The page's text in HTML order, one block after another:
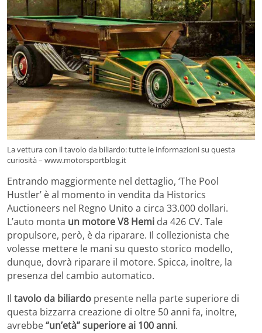
La vettura con il tavolo da biliardo: tutte le informazioni su questa
curiosità – www.motorsportblog.it
Entrando maggiormente nel dettaglio, ‘The Pool
Hustler’ è al momento in vendita da Historics
Auctioneers nel Regno Unito a circa 33.000 dollari.
L’auto monta un motore V8 Hemi da 426 CV. Tale
propulsore, però, è da riparare. Il collezionista che
volesse mettere le mani su questo storico modello,
dunque, dovrà riparare il motore. Spicca, inoltre, la
presenza del cambio automatico.
Il tavolo da biliardo presente nella parte superiore di
questa bizzarra creazione di oltre 50 anni fa, inoltre,
avrebbe“un’età” superiore ai 100 anni.